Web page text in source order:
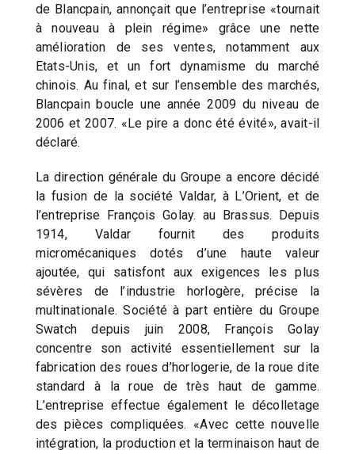
de Blancpain, annonçait que l’entreprise «tournait
à nouveau à plein régime» grâce une nette
amélioration de ses ventes, notamment aux
Etats-Unis, et un fort dynamisme du marché
chinois. Au final, et sur l’ensemble des marchés,
Blancpain boucle une année 2009 du niveau de
2006 et 2007. «Le pire a donc été évité», avait-il
déclaré.
La direction générale du Groupe a encore décidé
la fusion de la société Valdar, à L’Orient, et de
l’entreprise François Golay. au Brassus. Depuis
1914, Valdar fournit des produits
micromécaniques dotés d’une haute valeur
ajoutée, qui satisfont aux exigences les plus
sévères de l’industrie horlogère, précise la
multinationale. Société à part entière du Groupe
Swatch depuis juin 2008, François Golay
concentre son activité essentiellement sur la
fabrication des roues d’horlogerie, de la roue dite
standard à la roue de très haut de gamme.
L’entreprise effectue également le décolletage
des pièces compliquées. «Avec cette nouvelle
intégration, la production et la terminaison haut de